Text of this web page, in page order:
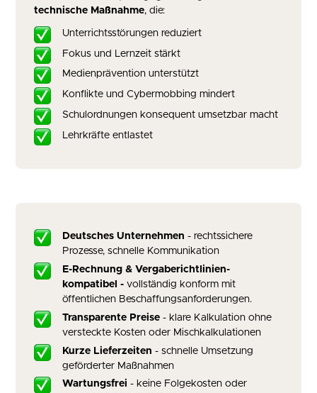
technische Maßnahme, die:
Unterrichtsstörungen reduziert
Fokus und Lernzeit stärkt
Medienprävention unterstützt
Konflikte und Cybermobbing mindert
Schulordnungen konsequent umsetzbar macht
Lehrkräfte entlastet
Deutsches Unternehmen - rechtssichere
Prozesse, schnelle Kommunikation
E-Rechnung & Vergaberichtlinien-
kompatibel - vollständig konform mit
öffentlichen Beschaffungsanforderungen.
Transparente Preise- klare Kalkulation ohne
versteckte Kosten oder Mischkalkulationen
Kurze Lieferzeiten - schnelle Umsetzung
geförderter Maßnahmen
Wartungsfrei - keine Folgekosten oder